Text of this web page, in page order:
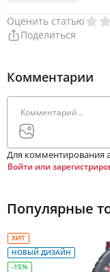
Оценить статью
Поделиться
Комментарии
Для комментирования
Войти или
Популярные
ХИТ
НОВЫЙ ДИЗАЙН
-15%